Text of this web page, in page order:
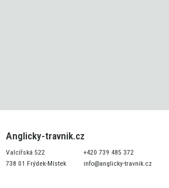
Anglicky-travnik.cz
Valcířská 522
738 01 Frýdek-Místek
+420 739 485 372
info@anglicky-travnik.cz